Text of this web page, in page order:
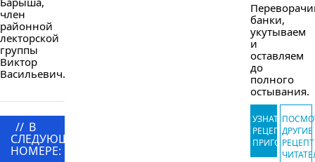
член
районной
лекторской
группы
Виктор
Васильевич...
// В
СЛЕДУЮЩЕМ
НОМЕРЕ:
банки,
укутываем
и
оставляем
до
полного
остывания.
УЗНАТЬ
РЕЦЕПТДРУГИЕ